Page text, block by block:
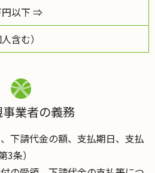
円以下 ⇒
含む）
業者の義務
下請代金の額、支払期日、支払
条）